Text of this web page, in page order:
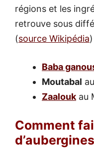
régions et les
retrouve sous
(source Wikipédia
Baba
Moutabal
Zaaloukau
Comment
d’aubergines